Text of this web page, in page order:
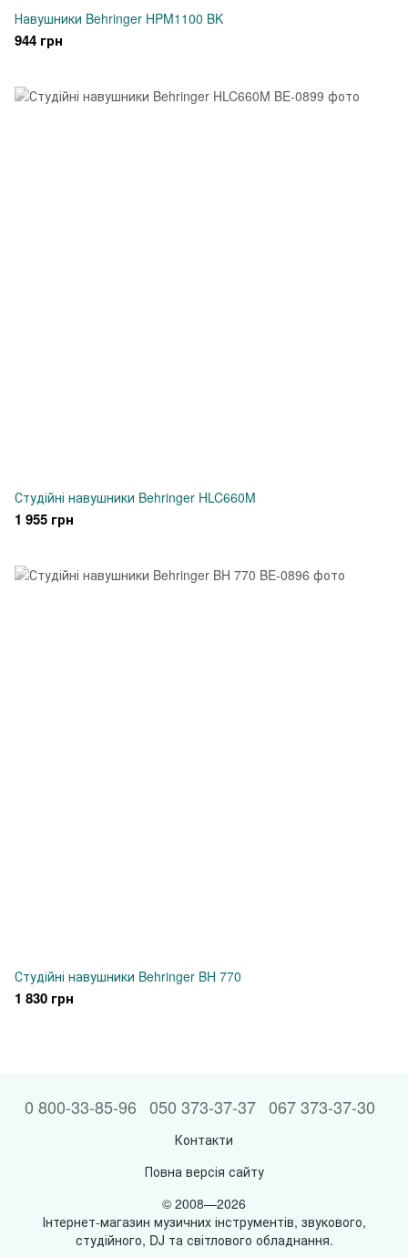
Навушники Behringer HPM1100 BK
944 грн
Студійні навушники Behringer HLC660M
1 955 грн
Студійні навушники Behringer BH 770
1 830 грн
0 800-33-85-96 050 373-37-37 067 373-37-30
Контакти
Повна версія сайту
© 2008—2026
Інтернет-магазин музичних інструментів, звукового,
студійного, DJ та світлового обладнання.